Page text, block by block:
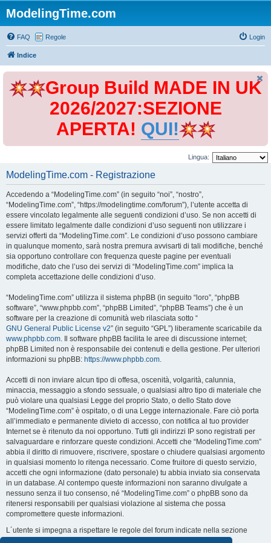
ModelingTime.com
FAQ Regole Login
Indice
Group Build MADE IN UK
2026/2027:SEZIONE
APERTA! QUI!
Lingua:
ModelingTime.com - Registrazione
Accedendo a “ModelingTime.com” (in seguito “noi”, “nostro”,
“ModelingTime.com”, “https://modelingtime.com/forum”), l’utente accetta di
essere vincolato legalmente alle seguenti condizioni d’uso. Se non accetti di
essere limitato legalmente dalle condizioni d’uso seguenti non utilizzare i
servizi offerti da “ModelingTime.com”. Le condizioni d’uso possono cambiare
in qualunque momento, sarà nostra premura avvisarti di tali modifiche, benché
sia opportuno controllare con frequenza queste pagine per eventuali
modifiche, dato che l’uso dei servizi di “ModelingTime.com” implica la
completa accettazione delle condizioni d’uso.
“ModelingTime.com” utilizza il sistema phpBB (in seguito “loro”, “phpBB
software”, “www.phpbb.com”, “phpBB Limited”, “phpBB Teams”) che è un
software per la creazione di comunità web rilasciata sotto “
GNU General Public License v2” (in seguito “GPL”) liberamente scaricabile da
www.phpbb.com. Il software phpBB facilita le aree di discussione internet;
phpBB Limited non è responsabile dei contenuti e della gestione. Per ulteriori
informazioni su phpBB: https://www.phpbb.com.
Accetti di non inviare alcun tipo di offesa, oscenità, volgarità, calunnia,
minaccia, messaggio a sfondo sessuale, o qualsiasi altro tipo di materiale che
può violare una qualsiasi Legge del proprio Stato, o dello Stato dove
“ModelingTime.com” è ospitato, o di una Legge internazionale. Fare ciò porta
all’immediato e permanente divieto di accesso, con notifica al tuo provider
Internet se è ritenuto da noi opportuno. Tutti gli indirizzi IP sono registrati per
salvaguardare e rinforzare queste condizioni. Accetti che “ModelingTime.com”
abbia il diritto di rimuovere, riscrivere, spostare o chiudere qualsiasi argomento
in qualsiasi momento lo ritenga necessario. Come fruitore di questo servizio,
accetti che ogni informazione (dato personale) tu abbia inviato sia conservata
in un database. Al contempo queste informazioni non saranno divulgate a
nessuno senza il tuo consenso, né “ModelingTime.com” o phpBB sono da
ritenersi responsabili per qualsiasi violazione al sistema che possa
compromettere queste informazioni.
L´utente si impegna a rispettare le regole del forum indicate nella sezione